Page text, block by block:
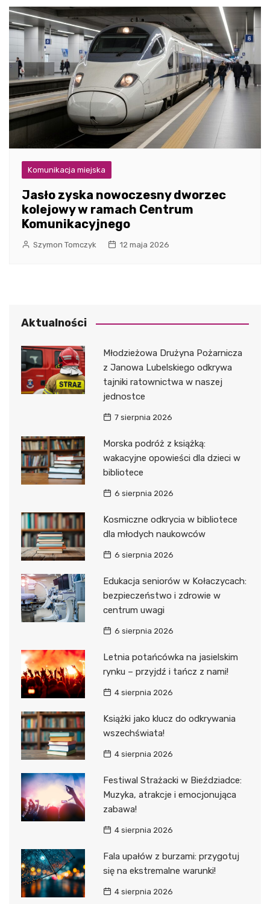
Komunikacja miejska
Jasło zyska nowoczesny dworzec
kolejowy w ramach Centrum
Komunikacyjnego
Szymon Tomczyk 12 maja 2026
Aktualności
Młodzieżowa Drużyna Pożarnicza
z Janowa Lubelskiego odkrywa
tajniki ratownictwa w naszej
jednostce
7 sierpnia 2026
Morska podróż z książką:
wakacyjne opowieści dla dzieci w
bibliotece
6 sierpnia 2026
Kosmiczne odkrycia w bibliotece
dla młodych naukowców
6 sierpnia 2026
Edukacja seniorów w Kołaczycach:
bezpieczeństwo i zdrowie w
centrum uwagi
6 sierpnia 2026
Letnia potańcówka na jasielskim
rynku – przyjdź i tańcz z nami!
4 sierpnia 2026
Książki jako klucz do odkrywania
wszechświata!
4 sierpnia 2026
Festiwal Strażacki w Bieździadce:
Muzyka, atrakcje i emocjonująca
zabawa!
4 sierpnia 2026
Fala upałów z burzami: przygotuj
się na ekstremalne warunki!
4 sierpnia 2026